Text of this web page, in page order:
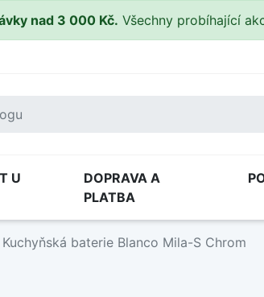
nad 3 000 Kč. Všechny probíhající
U
DOPRAVA A
PLATBA
Kuchyňská baterie Blanco Mila-S Chrom